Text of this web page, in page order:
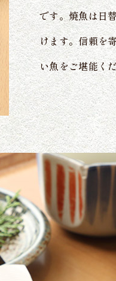
です。焼魚は日
けます。信頼を
い魚をご堪能く